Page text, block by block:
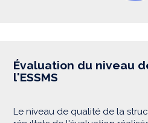
Évaluation du niveau
l'ESSMS
Le niveau de qualité de la